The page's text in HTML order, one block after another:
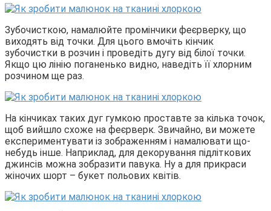
Зубочисткою, намалюйте промінчики феєрверку, що
виходять від точки. Для цього вмочіть кінчик
зубочистки в розчин і проведіть дугу від білої точки.
Якщо цю лінію поганенько видно, наведіть її хлорним
розчином ще раз.
На кінчиках таких дуг гумкою проставте за кілька точок,
щоб вийшло схоже на феєрверк. Звичайно, ви можете
експериментувати із зображенням і намалювати що-
небудь інше. Наприклад, для декорування підліткових
джинсів можна зобразити павука. Ну а для прикраси
жіночих шорт – букет польових квітів.